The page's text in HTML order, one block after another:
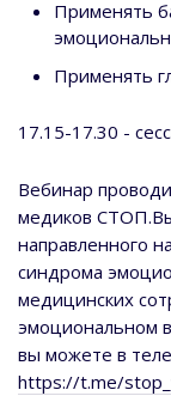
Применять
Применять
17.15-17.30 -
Вебинар
медиков
направленного
синдрома
медицинских
эмоциональном
вы можете в
https://t.me/